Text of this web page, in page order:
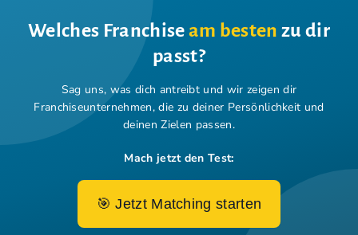
Welches Franchiseam besten zu dir
passt?
Sag uns, was dich antreibt und wir zeigen dir
Franchiseunternehmen, die zu deiner Persönlichkeit und
deinen Zielen passen.
Mach jetzt den Test:
🎯 Jetzt Matching starten